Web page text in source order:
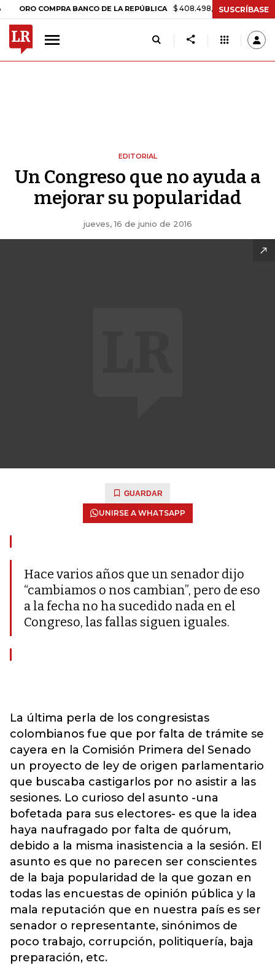
COMPRA BANCO DE LA REPÚBLICA $ 408.498,97 +$ 8.753,81 +2,19%
SUSCRÍBASE
EDITORIAL
Un Congreso que no ayuda a
mejorar su popularidad
jueves, 16 de junio de 2016
GUARDAR
UNIRSE A WHATSAPP
Hace varios años que un senador dijo
“cambiamos o nos cambian”, pero de eso
a la fecha no ha sucedido nada en el
Congreso, las fallas siguen iguales.
La última perla de los congresistas
colombianos fue que por falta de trámite se
cayera en la Comisión Primera del Senado
un proyecto de ley de origen parlamentario
que buscaba castigarlos por no asistir a las
sesiones. Lo curioso del asunto -una
bofetada para sus electores- es que la idea
haya naufragado por falta de quórum,
debido a la misma inasistencia a la sesión. El
asunto es que no parecen ser conscientes
de la baja popularidad de la que gozan en
todas las encuestas de opinión pública y la
mala reputación que en nuestra país es ser
senador o representante, sinónimos de
poco trabajo, corrupción, politiquería, baja
preparación, etc.